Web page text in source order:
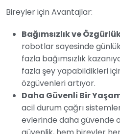
Bireyler için Avantajlar:
Bağımsızlık ve
robotlar sayesinde
fazla bağımsızlık
fazla şey yapabildikleri
özgüvenleri artıyor.
Daha Güvenli Bir
acil durum çağrı
evlerinde daha güvende